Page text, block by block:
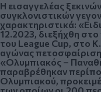
Η εισαγγελέας
συγκλονιστικών
χαρακτηριστικά:
12.2023, διεξήχθη
του League Cup, στο
αγώνας
«Ολυμπιακός –
παραβρέθηκαν
Ολυμπιακού,